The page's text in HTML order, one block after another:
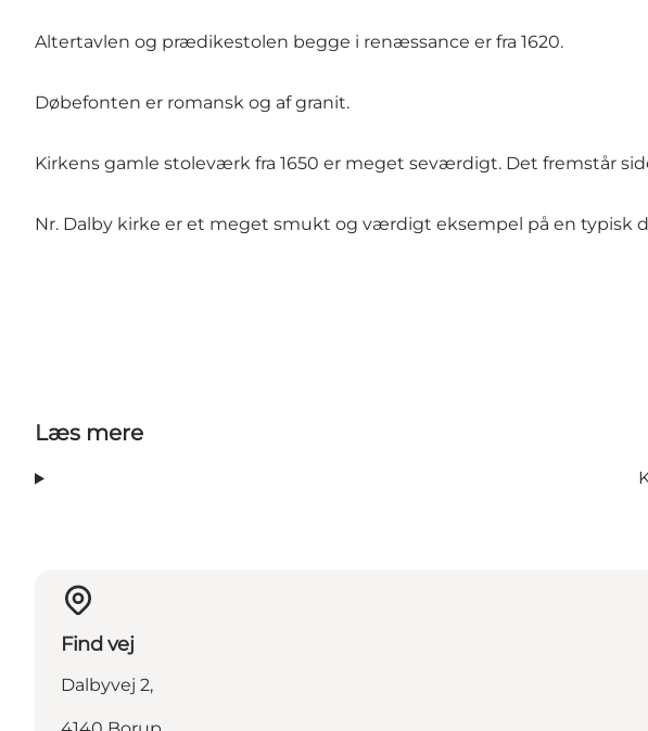
Altertavlen og prædikestolen begge i renæssance er fra 1620.
Døbefonten er romansk og af granit.
Kirkens gamle stoleværk fra 1650 er meget seværdigt. Det fremstår
Nr. Dalby kirke er et meget smukt og værdigt eksempel på en typisk
Læs mere
Find vej
Dalbyvej 2,